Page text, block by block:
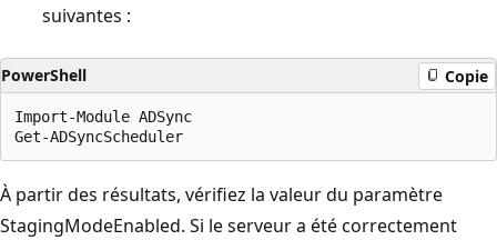
suivantes :
PowerShell Copie
Import-Module ADSync
À partir des résultats, vérifiez la valeur du paramètre
StagingModeEnabled. Si le serveur a été correctement